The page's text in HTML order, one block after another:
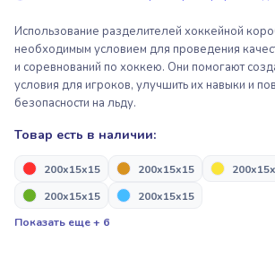
награждения
Надувные арки “Старт/
Надувная продукция для
Альпинизм и скалолазание
Пакрафтинг
Парашютный спорт
Парашютный спорт
Пьедесталы, подиумы для
награждения
Использование разделителей хоккейной
необходимым условием для проведения
и соревнований по хоккею. Они помогают
условия для игроков, улучшить их навыки и
безопасности на льду.
Товар есть в наличии:
200x15x15 200x15x15
200x15x15
200x15x15
Показать еще + 6